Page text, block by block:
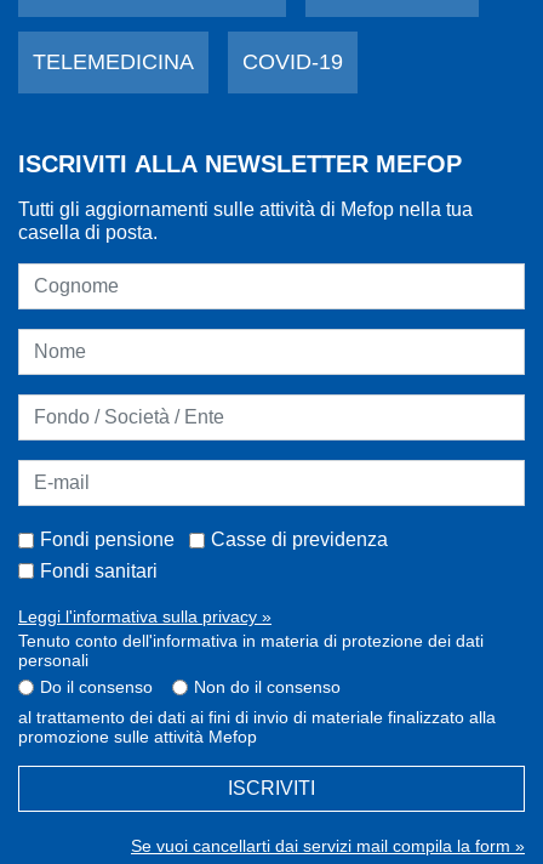
TELEMEDICINA COVID-19
ISCRIVITI ALLA NEWSLETTER MEFOP
Tutti gli aggiornamenti sulle attività di Mefop nella tua
casella di posta.
Fondi pensione
Casse di previdenza
Fondi sanitari
Leggi l'informativa sulla privacy »
Tenuto conto dell'informativa in materia di protezione dei dati
personali
Do il consenso
Non do il consenso
al trattamento dei dati ai fini di invio di materiale finalizzato alla
promozione sulle attività Mefop
ISCRIVITI
Se vuoi cancellarti dai servizi mail compila la form »